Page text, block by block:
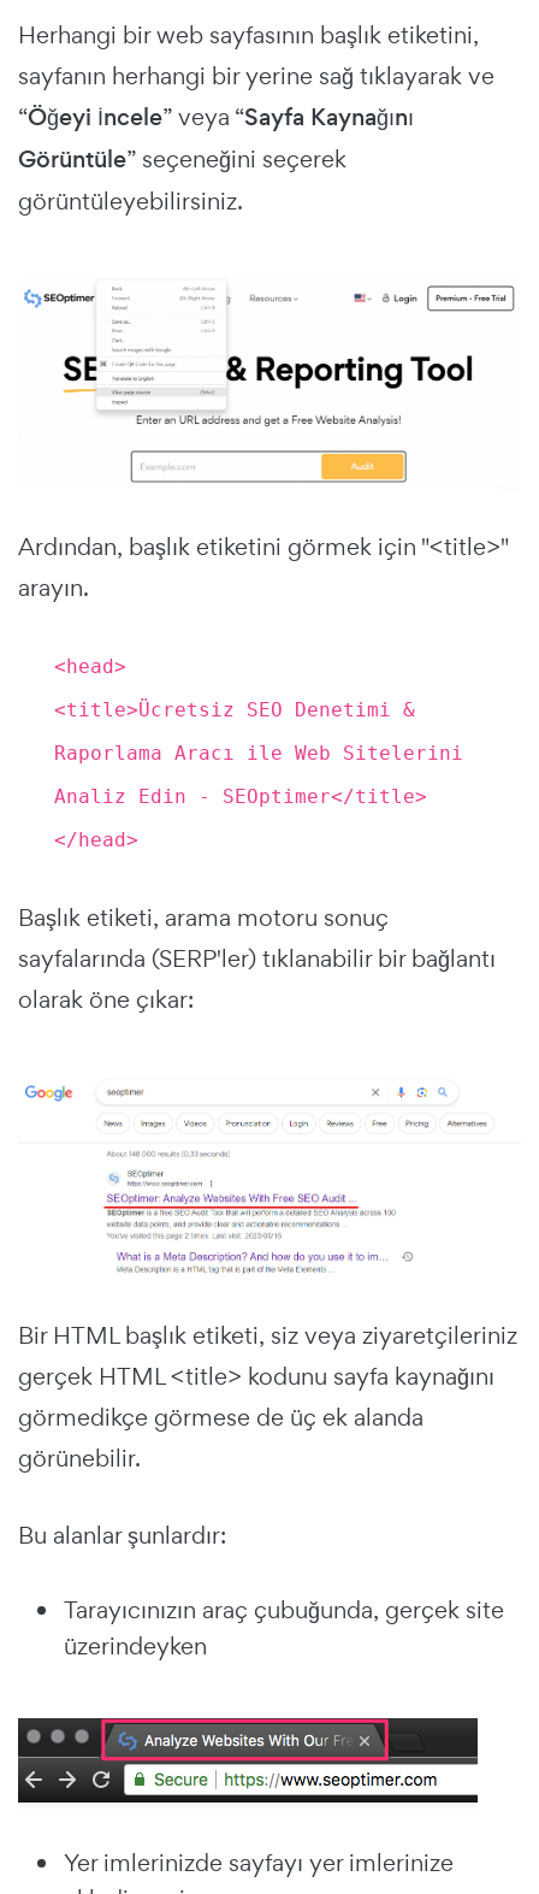
Herhangi bir web sayfasının başlık etiketini,
sayfanın herhangi bir yerine sağ tıklayarak ve
“Öğeyi İncele” veya “Sayfa Kaynağını
Görüntüle” seçeneğini seçerek
görüntüleyebilirsiniz.
Ardından, başlık etiketini görmek için "<title>"
arayın.
<head>
<title>Ücretsiz SEO Denetimi &
Raporlama Aracı ile Web Sitelerini
Analiz Edin - SEOptimer</title>
</head>
Başlık etiketi, arama motoru sonuç
sayfalarında (SERP'ler) tıklanabilir bir bağlantı
olarak öne çıkar:
Bir HTML başlık etiketi, siz veya ziyaretçileriniz
gerçek HTML <title> kodunu sayfa kaynağını
görmedikçe görmese de üç ek alanda
görünebilir.
Bu alanlar şunlardır:
Tarayıcınızın araç çubuğunda, gerçek site
üzerindeyken
Yer imlerinizde sayfayı yer imlerinize